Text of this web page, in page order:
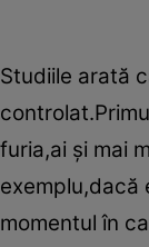
Studiile arată
furia,ai şi mai
exemplu,dacă
momentul în